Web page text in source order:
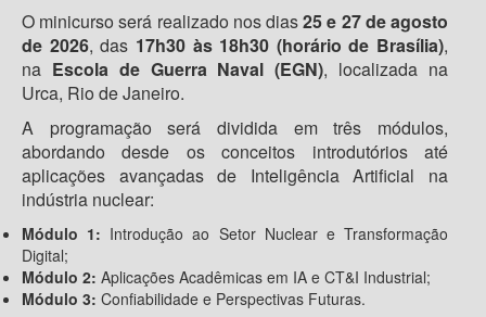
O minicurso será realizado nos dias25 e 27 de agosto
de 2026, das 17h30 às 18h30 (horário de Brasília),
na Escola de Guerra Naval (EGN), localizada na
Urca, Rio de Janeiro.
A programação será dividida em três módulos,
abordando desde os conceitos introdutórios até
aplicações avançadas de Inteligência Artificial na
indústria nuclear:
Módulo 1: Introdução ao Setor Nuclear e Transformação
Digital;
Módulo 2: Aplicações Acadêmicas em IA e CT&I Industrial;
Módulo 3: Confiabilidade e Perspectivas Futuras.